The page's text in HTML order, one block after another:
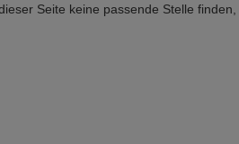
Seite keine passende Stelle finden,